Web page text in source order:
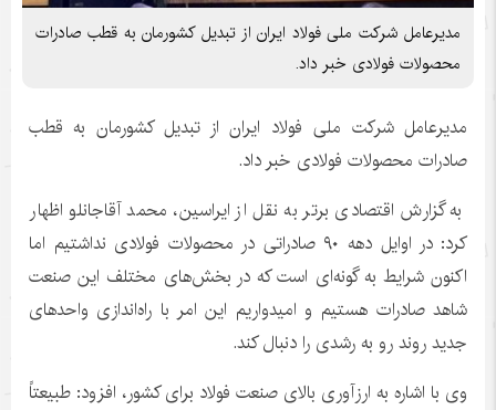
مدیرعامل شرکت ملی فولاد ایران از تبدیل کشورمان به قطب صادرات
محصولات فولادی خبر داد.
مدیرعامل شرکت ملی فولاد ایران از تبدیل کشورمان به قطب
صادرات محصولات فولادی خبر داد.
به گزارش اقتصادی برتر به نقل از ایراسین، محمد آقاجانلو اظهار
کرد: در اوایل دهه ۹۰ صادراتی در محصولات فولادی نداشتیم اما
اکنون شرایط به گونه‌ای است که در بخش‌های مختلف این صنعت
شاهد صادرات هستیم و امیدواریم این امر با راه‌اندازی واحدهای
جدید روند رو به رشدی را دنبال کند.
وی با اشاره به ارزآوری بالای صنعت فولاد برای کشور، افزود: طبیعتاً